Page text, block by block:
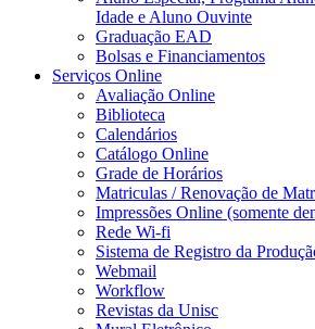
Idade e Aluno Ouvinte
Graduação EAD
Bolsas e Financiamentos
Serviços Online
Avaliação Online
Biblioteca
Calendários
Catálogo Online
Grade de Horários
Matriculas / Renovação de
Impressões Online (somente
Rede Wi-fi
Sistema de Registro da
Webmail
Workflow
Revistas da Unisc